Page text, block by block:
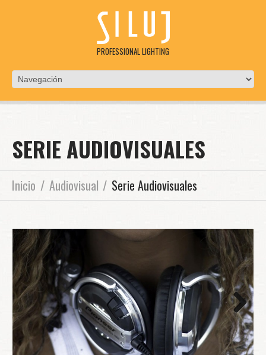
PROFESSIONAL LIGHTING
SERIE AUDIOVISUALES
Inicio Audiovisual Serie Audiovisuales
Next